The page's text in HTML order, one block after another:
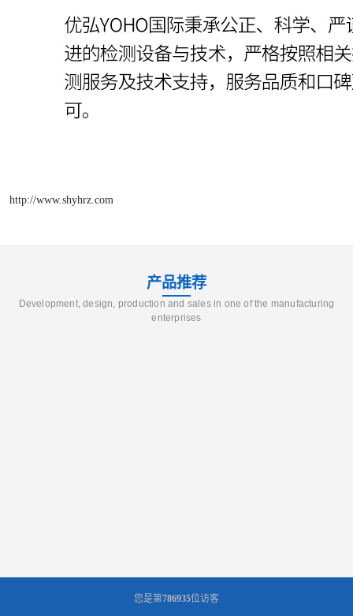
http://www.shyhrz.com
产品推荐
Development, design, production and sales in one of the manufacturing
enterprises
您是第786935位访客